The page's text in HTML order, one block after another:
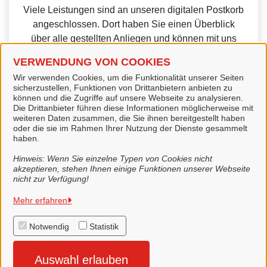
VERWENDUNG VON COOKIES
Wir verwenden Cookies, um die Funktionalität unserer Seiten
sicherzustellen, Funktionen von Drittanbietern anbieten zu
können und die Zugriffe auf unsere Webseite zu analysieren.
Die Drittanbieter führen diese Informationen möglicherweise mit
weiteren Daten zusammen, die Sie ihnen bereitgestellt haben
oder die sie im Rahmen Ihrer Nutzung der Dienste gesammelt
haben.
Hinweis: Wenn Sie einzelne Typen von Cookies nicht
akzeptieren, stehen Ihnen einige Funktionen unserer Webseite
nicht zur Verfügung!
Mehr erfahren
Notwendig Statistik
Auswahl erlauben
Viele Leistungen sind an unseren digitalen Postkorb
angeschlossen. Dort haben Sie einen Überblick
über alle gestellten Anliegen und können mit uns
Weitere Informationen zu Mein Unternehmenskonto
Unternehmenskonto.
Stadt Lingen (Ems)